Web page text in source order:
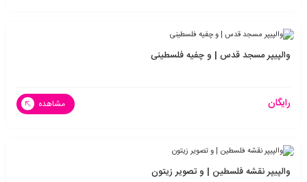
والپیپر مسجد قدس | و چفیه فلسطینی
رایگان مشاهده
والپیپر نقشه فلسطین | و تصویر زیتون